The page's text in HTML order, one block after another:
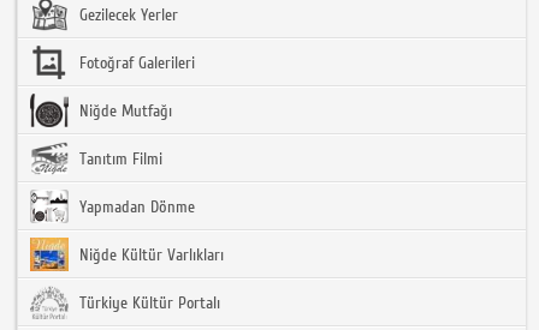
Gezilecek Yerler
Fotoğraf Galerileri
Niğde Mutfağı
Tanıtım Filmi
Yapmadan Dönme
Niğde Kültür Varlıkları
Türkiye Kültür Portalı